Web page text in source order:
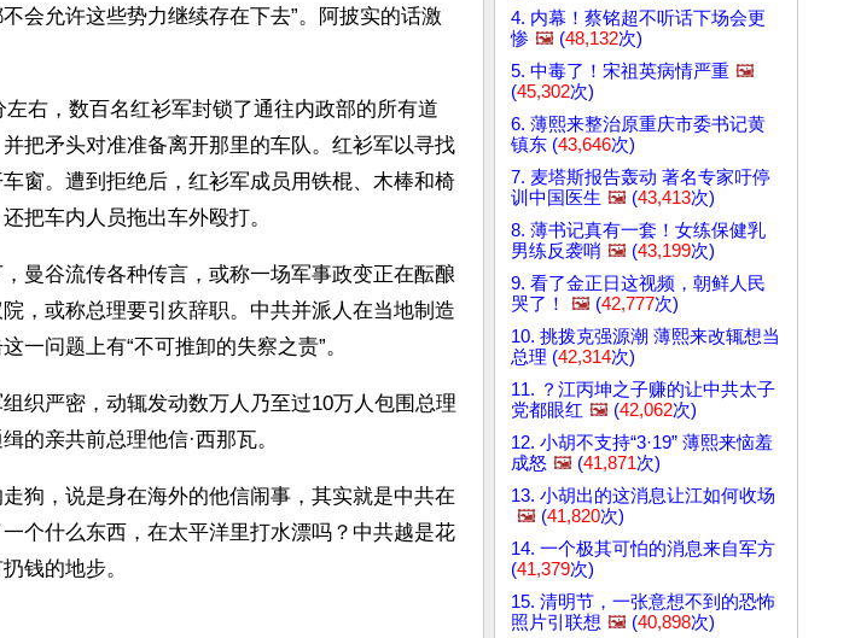
会允许这些势力继续存在下去”。阿披实的话激
右，数百名红衫军封锁了通往内政部的所有道
把矛头对准准备离开那里的车队。红衫军以寻找
窗。遭到拒绝后，红衫军成员用铁棍、木棒和椅
把车内人员拖出车外殴打。
曼谷流传各种传言，或称一场军事政变正在酝酿
，或称总理要引疚辞职。中共并派人在当地制造
一问题上有“不可推卸的失察之责”。
织严密，动辄发动数万人乃至过10万人包围总理
的亲共前总理他信·西那瓦。
狗，说是身在海外的他信闹事，其实就是中共在
个什么东西，在太平洋里打水漂吗？中共越是花
钱的地步。
4. 内幕！蔡铭超不听话下场会更
惨 🖼️ (48,132次)
5. 中毒了！宋祖英病情严重 🖼️
(45,302次)
6. 薄熙来整治原重庆市委书记黄
镇东 (43,646次)
7. 麦塔斯报告轰动 著名专家吁停
训中国医生 🖼️ (43,413次)
8. 薄书记真有一套！女练保健乳
男练反袭哨 🖼️ (43,199次)
9. 看了金正日这视频，朝鲜人民
哭了！
🖼️ (42,777次)
10. 挑拨克强源潮 薄熙来改辄想当
总理 (42,314次)
11. ？江丙坤之子赚的让中共太子
党都眼红 🖼️ (42,062次)
12. 小胡不支持“3·19” 薄熙来恼羞
成怒 🖼️ (41,871次)
13. 小胡出的这消息让江如何收场
🖼️ (41,820次)
14. 一个极其可怕的消息来自军方
(41,379次)
15. 清明节，一张意想不到的恐怖
照片引联想 🖼️ (40,898次)